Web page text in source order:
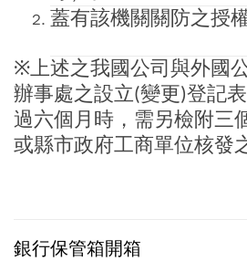
蓋有該機關關防之授
※上述之我國公司與外國
辦事處之設立(變更)登記
過六個月時，需另檢附三
或縣市政府工商單位核發
銀行保管箱開箱